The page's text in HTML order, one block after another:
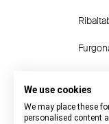
other
We use cookies
We may place these
personalised content